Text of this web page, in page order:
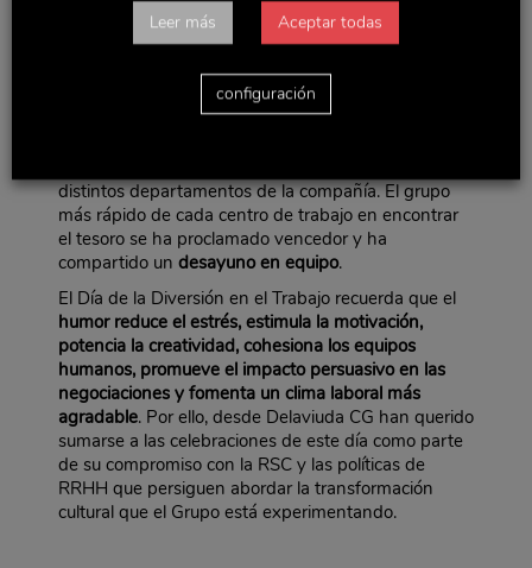
tres centros de trabajo
del Grupo(Artenay, Madrid y
Sonseca), siendo una actividad de carácter
búsqueda de un “tesoro” oculto por las instalaciones.
ha participado más del 67% de las
distintos departamentos de la compañía. El grupo
más rápido de cada centro de trabajo en encontrar
el tesoro se ha proclamado vencedor y ha
compartido un desayuno en equipo.
El Día de la Diversión en el Trabajo recuerda que el
humor reduce el estrés, estimula la motivación,
potencia la creatividad, cohesiona los equipos
humanos, promueve el impacto persuasivo en las
negociaciones y fomenta un clima laboral más
agradable. Por ello, desde Delaviuda CG han querido
sumarse a las celebraciones de este día como parte
de su compromiso con la RSC y las políticas de
RRHH que persiguen abordar la transformación
cultural que el Grupo está experimentando.
Leer más Aceptar todas
configuración